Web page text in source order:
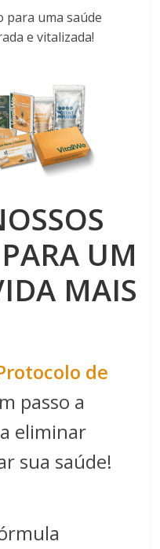
para uma saúde
e vitalizada!
UM
MAIS
de
passo a
eliminar
sua saúde!